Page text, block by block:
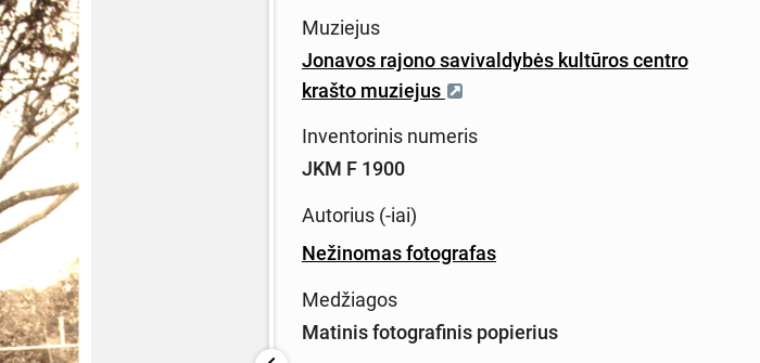
Muziejus
Jonavos rajono savivaldybės kultūros centro
krašto muziejus
Inventorinis numeris
JKM F 1900
Autorius (-iai)
Nežinomas fotografas
Medžiagos
Matinis fotografinis popierius